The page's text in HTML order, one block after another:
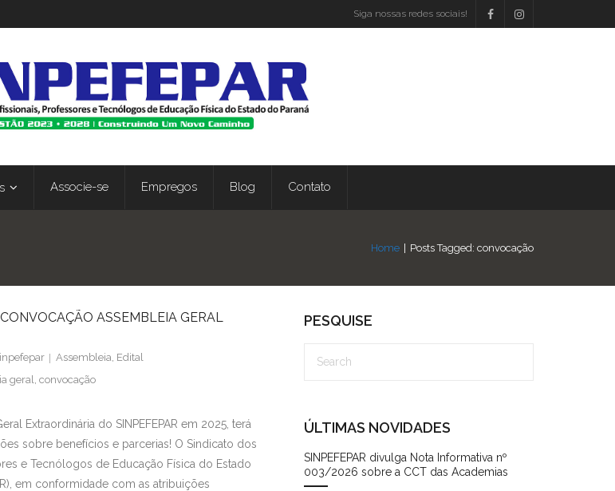
Siga nossas redes sociais!
Associe-se Empregos Blog Contato
Home Posts Tagged: convocação
ASSEMBLEIA GERAL
Assembleia Edital
geral ,convocação
Extraordinária do SINPEFEPAR em 2025, terá
sobre benefícios e parcerias! O Sindicato dos
e Tecnólogos de Educação Física do Estado
em conformidade com as atribuições
PESQUISE
ÚLTIMAS NOVIDADES
SINPEFEPAR divulga Nota Informativa nº
003/2026 sobre a CCT das Academias